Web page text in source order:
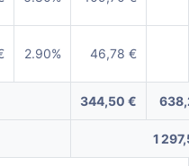
2.90% 46,78 €
344,50 €
1